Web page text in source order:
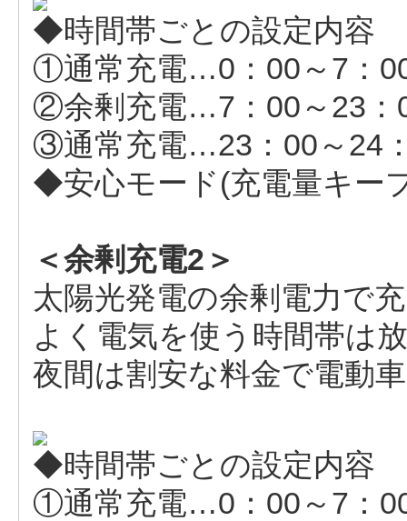
◆時間帯ごとの設定内容
①通常充電…0：00～7：
②余剰充電…7：00～23：
③通常充電…23：00～24
◆安心モード(充電量キー
＜余剰充電2＞
太陽光発電の余剰電力で
よく電気を使う時間帯は
夜間は割安な料金で電動
◆時間帯ごとの設定内容
①通常充電…0：00～7：